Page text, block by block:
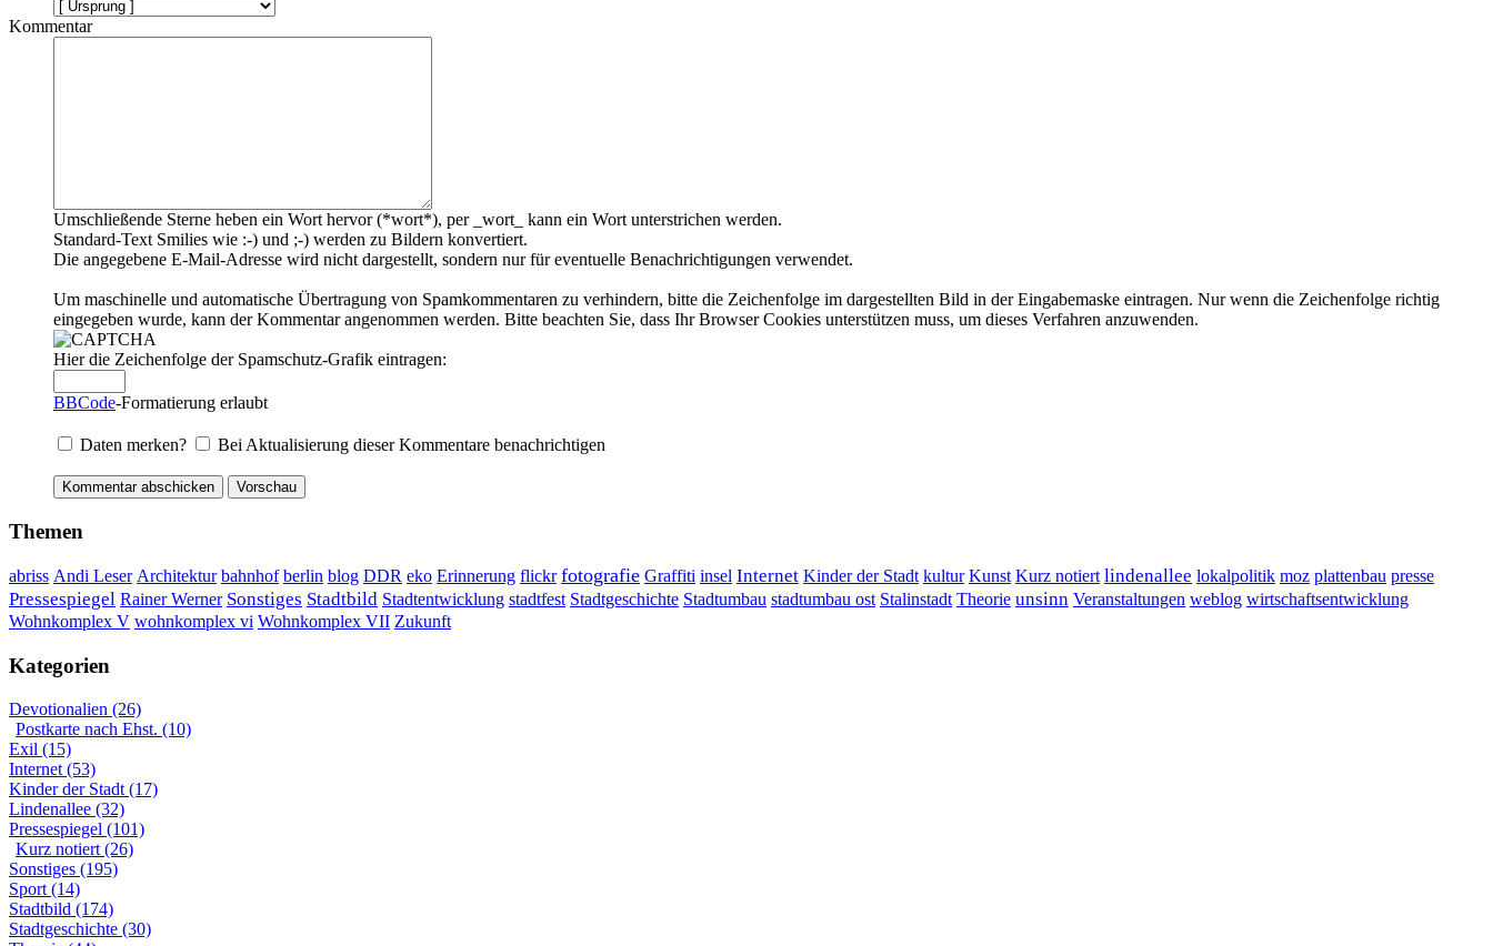
Kommentar
Umschließende Sterne heben ein Wort hervor (*wort*), per _wort_ kann ein Wort unterstrichen werden.
Standard-Text Smilies wie :-) und ;-) werden zu Bildern konvertiert.
Die angegebene E-Mail-Adresse wird nicht dargestellt, sondern nur für eventuelle Benachrichtigungen verwendet.
Um maschinelle und automatische Übertragung von Spamkommentaren zu verhindern, bitte die Zeichenfolge im dargestellten Bild in der Eingabemaske eintragen. Nur wenn die Zeichenfolge richtig
eingegeben wurde, kann der Kommentar angenommen werden. Bitte beachten Sie, dass Ihr Browser Cookies unterstützen muss, um dieses Verfahren anzuwenden.
Hier die Zeichenfolge der Spamschutz-Grafik eintragen:
BBCode-Formatierung erlaubt
Daten merken? Bei Aktualisierung dieser Kommentare benachrichtigen
Themen
abriss Andi Leser Architektur bahnhof berlin blog DDR eko Erinnerung flickr fotografie Graffiti insel Internet Kinder der Stadt kultur Kunst Kurz notiert lindenallee lokalpolitik moz plattenbau presse
Pressespiegel Rainer Werner Sonstiges Stadtbild Stadtentwicklung stadtfest Stadtgeschichte Stadtumbau stadtumbau ost Stalinstadt Theorie unsinn Veranstaltungen weblog wirtschaftsentwicklung
Wohnkomplex V wohnkomplex vi Wohnkomplex VII Zukunft
Kategorien
Devotionalien (26)
Postkarte nach Ehst. (10)
Exil (15)
Internet (53)
Kinder der Stadt (17)
Lindenallee (32)
Pressespiegel (101)
Kurz notiert (26)
Sonstiges (195)
Sport (14)
Stadtbild (174)
Stadtgeschichte (30)